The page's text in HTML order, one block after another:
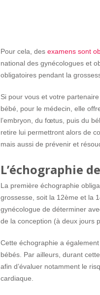
Pour cela, desexamens sont
national des gynécologues et
obligatoires pendant la
Si pour vous et votre
bébé, pour le médecin, elle
l’embryon, du fœtus, puis du
retire lui permettront alors de
mais aussi de prévenir et
L’échographie
La première échographie
grossesse, soit la 12ème et la
gynécologue de déterminer
de la conception (à deux jours
Cette échographie a
bébés. Par ailleurs, durant
afin d’évaluer notamment le
cardiaque.